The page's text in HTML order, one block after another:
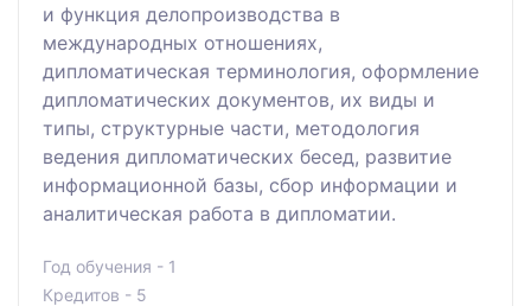
и функция делопроизводства в
международных отношениях,
дипломатическая терминология, оформление
дипломатических документов, их виды и
типы, структурные части, методология
ведения дипломатических бесед, развитие
информационной базы, сбор информации и
аналитическая работа в дипломатии.
Год обучения - 1
Кредитов - 5